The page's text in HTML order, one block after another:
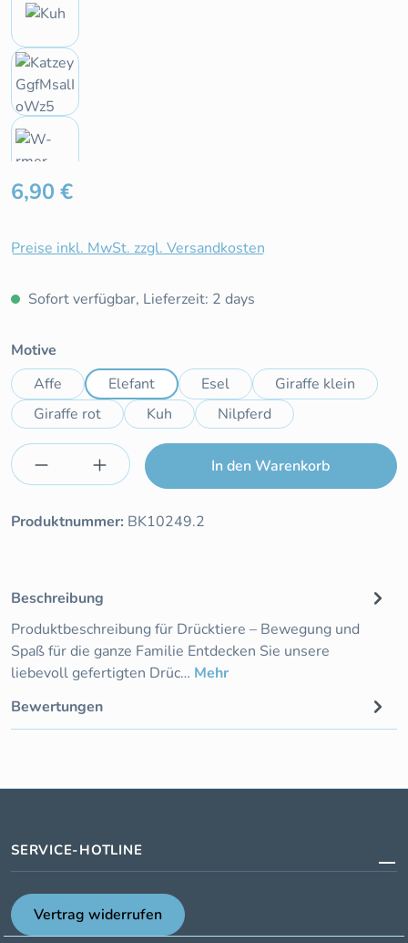
Regulärer Preis:
6,90 €
Preise inkl. MwSt. zzgl. Versandkosten
Sofort verfügbar, Lieferzeit: 2 days
Motive
Affe
Elefant Esel
Giraffe klein
Giraffe rot
Kuh Nilpferd
Produkt Anzahl: Gib den gewünschten
In den Warenkorb
Produktnummer: BK10249.2
Beschreibung
Produktbeschreibung für Drücktiere – Bewegung und
Spaß für die ganze Familie Entdecken Sie unsere
liebevoll gefertigten Drüc… Mehr
Bewertungen
SERVICE-HOTLINE
Vertrag widerrufen